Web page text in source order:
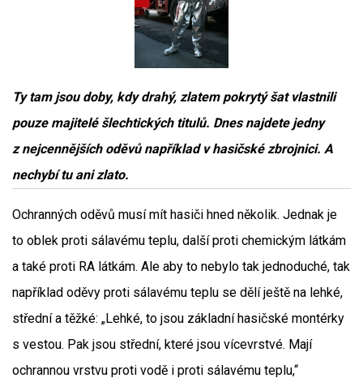
Ty tam jsou doby, kdy drahý, zlatem pokrytý šat vlastnili
pouze majitelé šlechtických titulů. Dnes najdete jedny
z nejcennějších oděvů například v hasičské zbrojnici. A
nechybí tu ani zlato.
Ochranných oděvů musí mít hasiči hned několik. Jednak je
to oblek proti sálavému teplu, další proti chemickým látkám
a také proti RA látkám. Ale aby to nebylo tak jednoduché, tak
například oděvy proti sálavému teplu se dělí ještě na lehké,
střední a těžké: „Lehké, to jsou základní hasičské montérky
s vestou. Pak jsou střední, které jsou vícevrstvé. Mají
ochrannou vrstvu proti vodě i proti sálavému teplu,“